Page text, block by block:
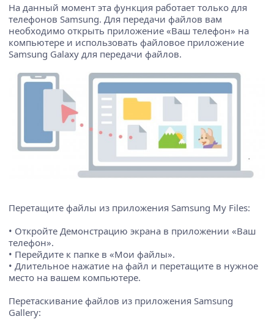
На данный момент эта функция работает только для
телефонов Samsung. Для передачи файлов вам
необходимо открыть приложение «Ваш телефон» на
компьютере и использовать файловое приложение
Samsung Galaxy для передачи файлов.
Перетащите файлы из приложения Samsung My Files:
• Откройте Демонстрацию экрана в приложении «Ваш
телефон».
• Перейдите к папке в «Мои файлы».
• Длительное нажатие на файл и перетащите в нужное
место на вашем компьютере.
Перетаскивание файлов из приложения Samsung
Gallery: